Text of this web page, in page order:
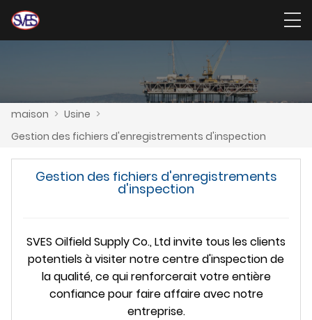
maison > Usine >
Gestion des fichiers d'enregistrements d'inspection
Gestion des fichiers d'enregistrements
d'inspection
SVES Oilfield Supply Co., Ltd invite tous les clients
potentiels à visiter notre centre d'inspection de
la qualité, ce qui renforcerait votre entière
confiance pour faire affaire avec notre
entreprise.